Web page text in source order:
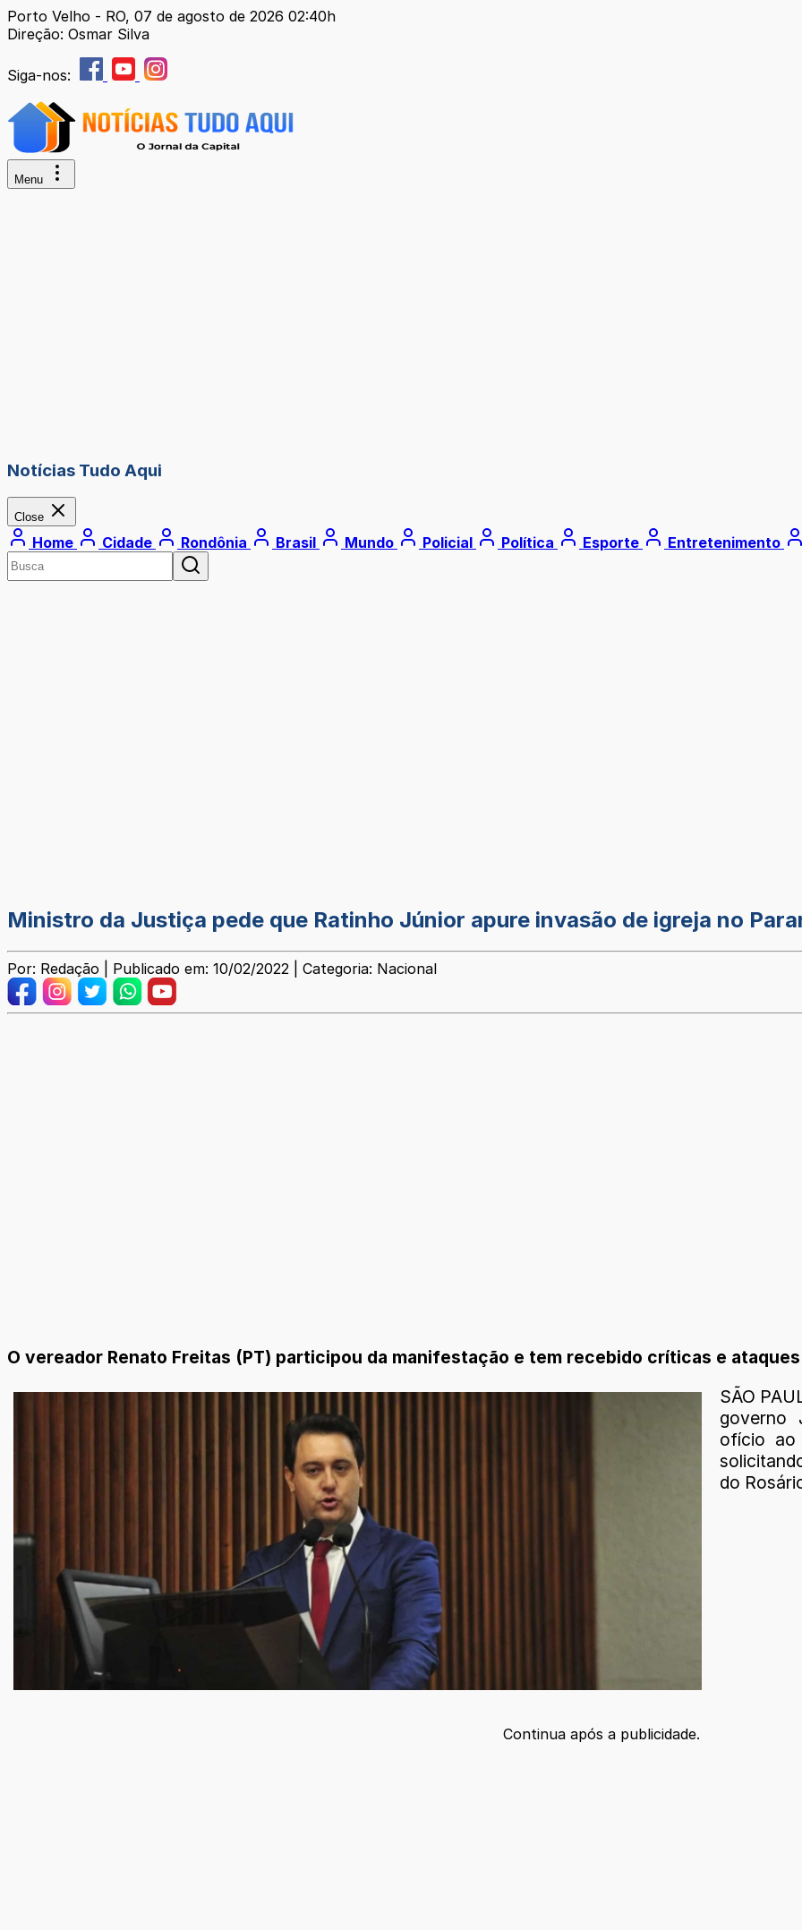
Porto Velho - RO, 07 de agosto de 2026 02:40h
Direção: Osmar Silva
Siga-nos:
Menu
Notícias Tudo Aqui
Close
Home Cidade Rondônia Brasil Mundo Policial Política Esporte Entretenimento
Ministro da Justiça pede que Ratinho Júnior apure invasão de igreja no
Por: Redação | Publicado em: 10/02/2022 | Categoria: Nacional
O vereador Renato Freitas (PT) participou da manifestação e tem recebido críticas e
SÃO
governo
ofício ao
do
Continua após a publicidade.